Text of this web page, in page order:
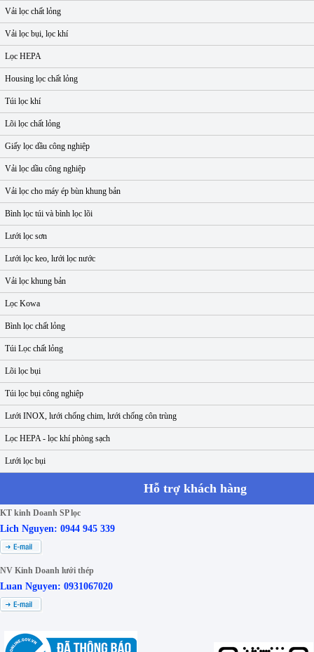
Vải lọc chất lỏng
Vải lọc bụi, lọc khí
Lọc HEPA
Housing lọc chất lỏng
Túi lọc khí
Lõi lọc chất lỏng
Giấy lọc dầu công nghiệp
Vải lọc dầu công nghiệp
Vải lọc cho máy ép bùn khung bản
Bình lọc túi và bình lọc lõi
Lưới lọc sơn
Lưới lọc keo, lưới lọc nước
Vải lọc khung bản
Lọc Kowa
Bình lọc chất lỏng
Túi Lọc chất lỏng
Lõi lọc bụi
Túi lọc bụi công nghiệp
Lưới INOX, lưới chống chim, lưới chống côn trùng
Lọc HEPA - lọc khí phòng sạch
Lưới lọc bụi
Hỗ trợ khách hàng
KT kinh Doanh SP lọc
Lich Nguyen: 0944 945 339
NV Kinh Doanh lưới thép
Luan Nguyen: 0931067020